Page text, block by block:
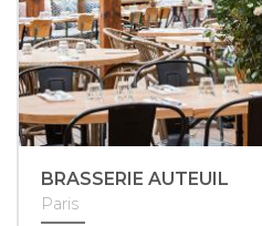
BRASSERIE AUTEUIL
Paris